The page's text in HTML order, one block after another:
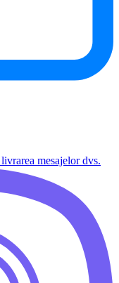
mesajelor dvs.